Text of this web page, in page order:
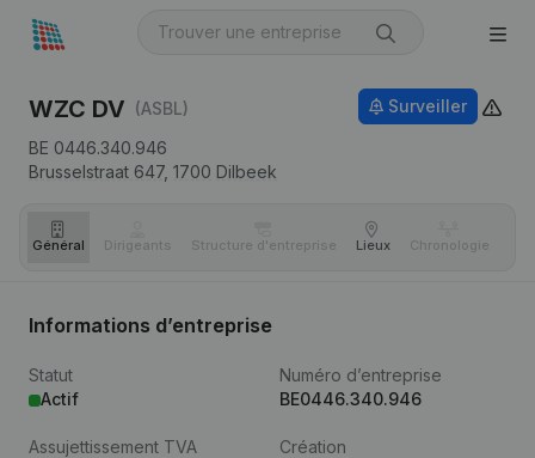
WZC DV (ASBL)
BE 0446.340.946
Brusselstraat 647, 1700 Dilbeek
Surveiller
Général Dirigeants Structure d'entreprise Lieux Chronologie
Informations d’entreprise
Statut
Actif
Numéro d’entreprise
BE0446.340.946
Assujettissement TVA
Création